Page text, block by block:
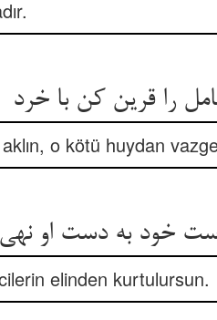
o kötü huydan
elinden kurtulursun.